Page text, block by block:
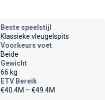
Beste speelstijl
Klassieke vleugelspits
Voorkeurs voet
Beide
Gewicht
66 kg
ETV Bereik
€40.4M – €49.4M